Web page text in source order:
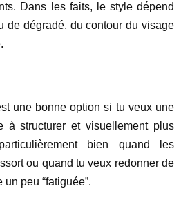
Dans les faits, le style dépend
de dégradé, du contour du visage
une bonne option si tu veux une
à structurer et visuellement plus
bien quand les
ou quand tu veux redonner de
un peu “fatiguée”.